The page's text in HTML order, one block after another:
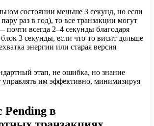
состоянии меньше 3 секунд, но если
пару раз в год), то все транзакции могут
почти всегда 2–4 секунды благодаря
3 секунды, если что-то висит дольше
энергии или старая версия
этап, не ошибка, но знание
управлять им эффективно, минимизируя
Pending в